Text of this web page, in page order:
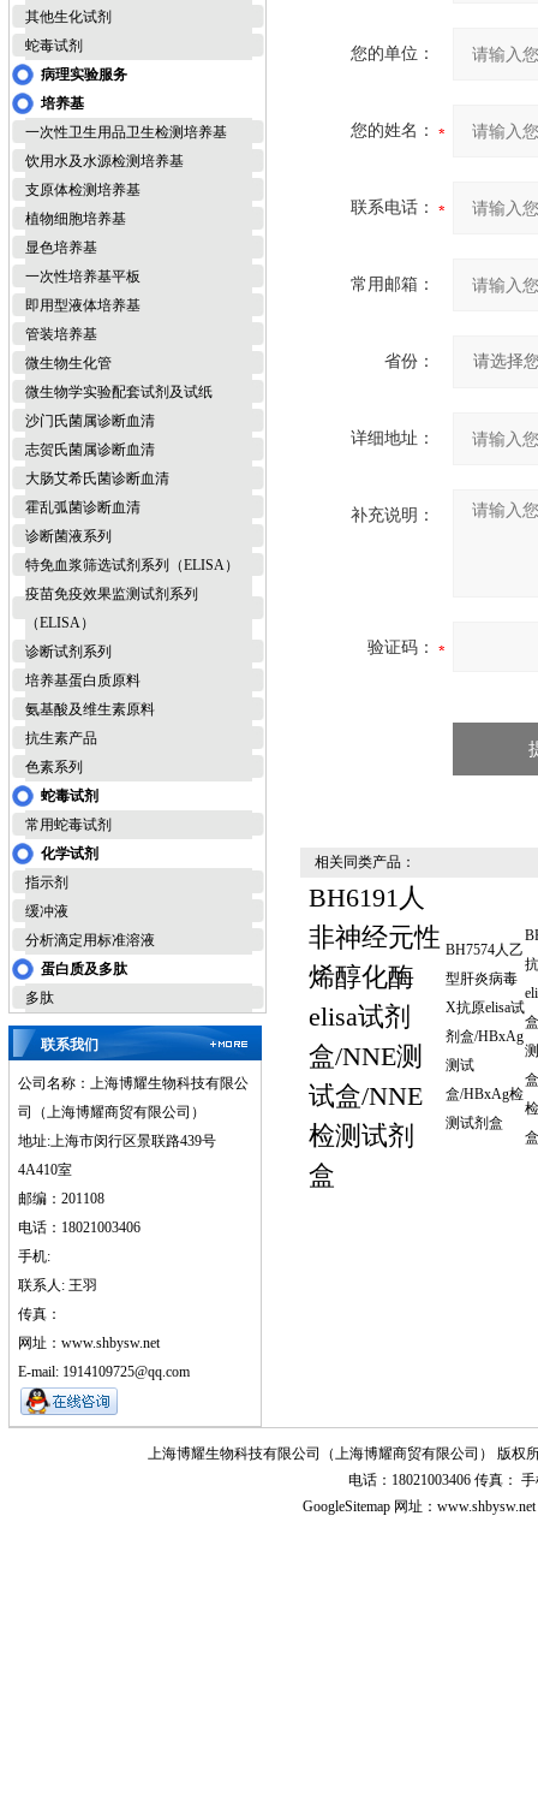
其他生化试剂
蛇毒试剂
病理实验服务
培养基
一次性卫生用品卫生检测培养基
饮用水及水源检测培养基
支原体检测培养基
植物细胞培养基
显色培养基
一次性培养基平板
即用型液体培养基
管装培养基
微生物生化管
微生物学实验配套试剂及试纸
沙门氏菌属诊断血清
志贺氏菌属诊断血清
大肠艾希氏菌诊断血清
霍乱弧菌诊断血清
诊断菌液系列
特免血浆筛选试剂系列（ELISA）
疫苗免疫效果监测试剂系列
（ELISA）
诊断试剂系列
培养基蛋白质原料
氨基酸及维生素原料
抗生素产品
色素系列
蛇毒试剂
常用蛇毒试剂
化学试剂
指示剂
缓冲液
分析滴定用标准溶液
蛋白质及多肽
多肽
联系我们
公司名称：上海博耀生物科技有限公
司（上海博耀商贸有限公司）
地址:上海市闵行区景联路439号
4A410室
邮编：201108
电话：18021003406
手机:
联系人: 王羽
传真：
网址：www.shbysw.net
E-mail: 1914109725@qq.com
您的单位：
您的姓名：
联系电话：
常用邮箱：
省份：
详细地址：
补充说明：
验证码：
相关同类产品：
BH6191人
非神经元性
烯醇化酶
elisa试剂
盒/NNE测
试盒/NNE
检测试剂
盒
BH7574人乙
型肝炎病毒
X抗原elisa试
剂盒/HBxAg
测试
盒/HBxAg检
测试剂盒
盒
上海博耀生物科技有限公司（上海博耀商贸有限公司） 版权
电话：18021003406 传真：
GoogleSitemap 网址：